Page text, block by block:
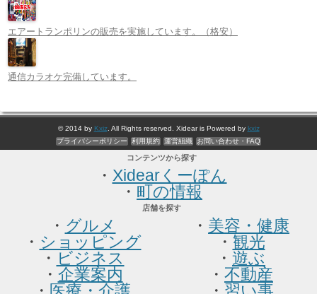
エアートランポリンの販売を実施しています。（格安）
通信カラオケ完備しています。
© 2014 by Kxiz. All Rights reserved. Xidear is Powered by kxiz
プライバシーポリシー
利用規約 運営組織 お問い合わせ・FAQ
コンテンツから探す
・ Xidearくーぽん
・ 町の情報
店舗を探す
・ グルメ
・ ショッピング
・ ビジネス
・ 企業案内
・ 美容・健康
・ 観光
・ 遊ぶ
・ 不動産